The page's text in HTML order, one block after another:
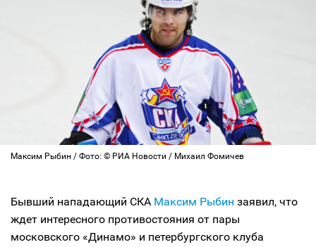
Максим Рыбин / Фото: © РИА Новости / Михаил Фомичев
Бывший нападающий СКА Максим Рыбин заявил, что
ждет интересного противостояния от пары
московского «Динамо» и петербургского клуба